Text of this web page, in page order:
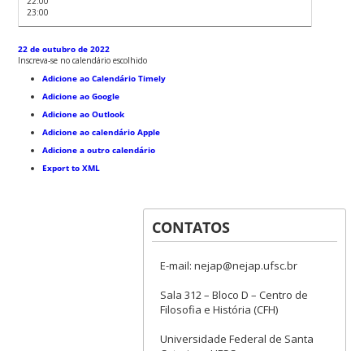
23:00
22 de outubro de 2022
Inscreva-se no calendário escolhido
Adicione ao Calendário Timely
Adicione ao Google
Adicione ao Outlook
Adicione ao calendário Apple
Adicione a outro calendário
Export to XML
CONTATOS
E-mail: nejap@nejap.ufsc.br
Sala 312 – Bloco D – Centro de
Filosofia e História (CFH)
Universidade Federal de Santa